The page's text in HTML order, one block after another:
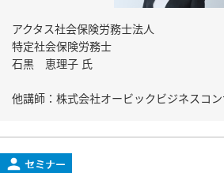
アクタス社会保険労務士法人
特定社会保険労務士
石黒 恵理子 氏
他講師：株式会社オービックビジネスコン